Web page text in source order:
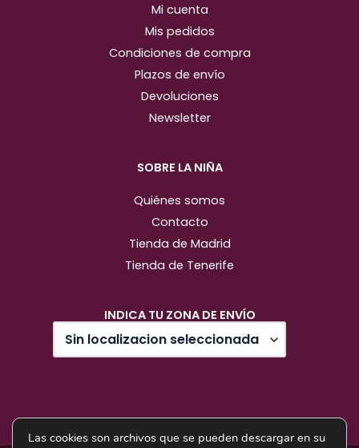
Mi cuenta
Mis pedidos
Condiciones de compra
Plazos de envío
Devoluciones
Newsletter
SOBRE LA NIÑA
Quiénes somos
Contacto
Tienda de Madrid
Tienda de Tenerife
INDICA TU ZONA DE ENVÍO
Las cookies son archivos que se pueden descargar en su